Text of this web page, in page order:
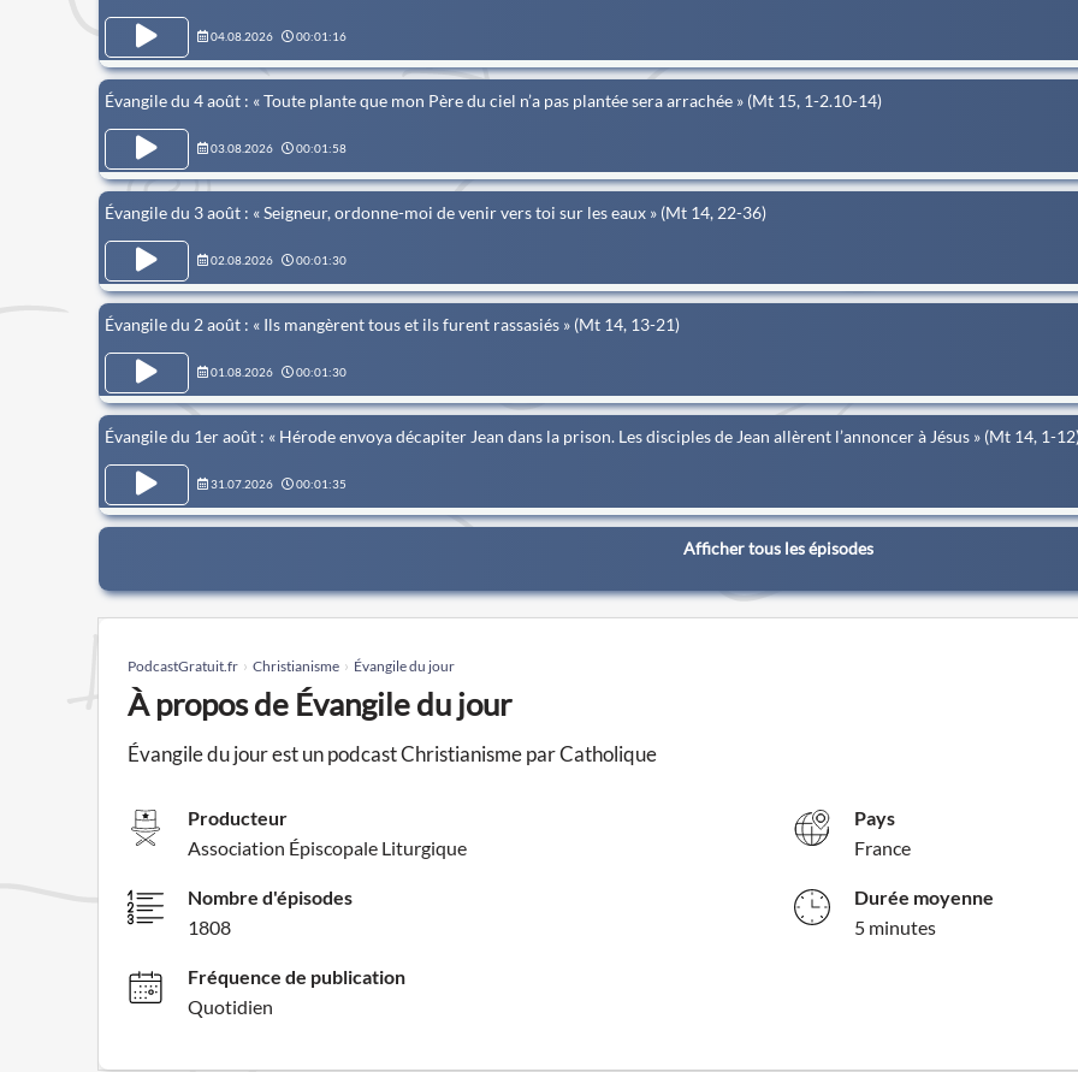
04.08.2026 00:01:16
Évangile du 4 août : « Toute plante que mon Père du ciel n’a pas plantée sera arrachée » (Mt 15, 1-2.10-14)
03.08.2026 00:01:58
Évangile du 3 août : « Seigneur, ordonne-moi de venir vers toi sur les eaux » (Mt 14, 22-36)
02.08.2026 00:01:30
Évangile du 2 août : « Ils mangèrent tous et ils furent rassasiés » (Mt 14, 13-21)
01.08.2026 00:01:30
Évangile du 1er août : « Hérode envoya décapiter Jean dans la prison. Les disciples de Jean allèrent l’annoncer à Jésus » (Mt 14, 1-
31.07.2026 00:01:35
Afficher tous les épisodes
PodcastGratuit.fr Christianisme Évangile du jour
À propos de Évangile du jour
Évangile du jour est un podcast Christianisme par Catholique
Producteur
Association Épiscopale Liturgique
Pays
France
Nombre d'épisodes
1808
Durée moyenne
5 minutes
Fréquence de publication
Quotidien